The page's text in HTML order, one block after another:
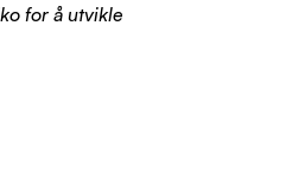
for å utvikle